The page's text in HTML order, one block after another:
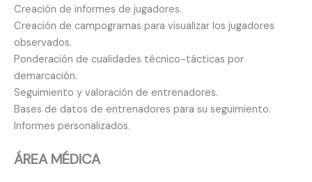
Creación de informes de jugadores.
Creación de campogramas para visualizar los jugadores
observados.
Ponderación de cualidades técnico-tácticas por
demarcación.
Seguimiento y valoración de entrenadores.
Bases de datos de entrenadores para su seguimiento.
Informes personalizados.
ÁREA MÉDICA